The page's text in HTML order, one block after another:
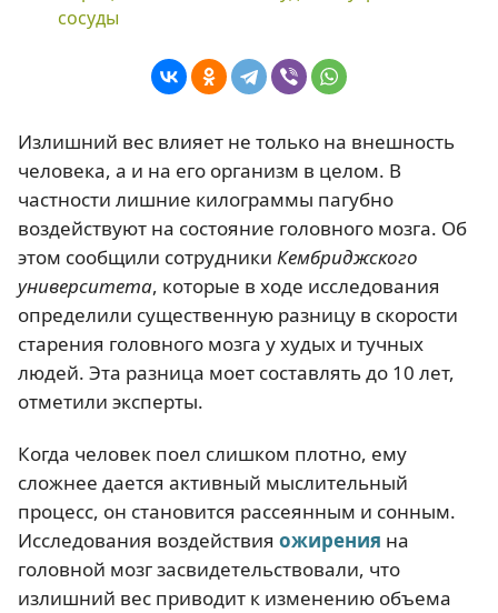
сосуды
Излишний вес влияет не только на внешность
человека, а и на его организм в целом. В
частности лишние килограммы пагубно
воздействуют на состояние головного мозга. Об
этом сообщили сотрудники Кембриджского
университета, которые в ходе исследования
определили существенную разницу в скорости
старения головного мозга у худых и тучных
людей. Эта разница моет составлять до 10 лет,
отметили эксперты.
Когда человек поел слишком плотно, ему
сложнее дается активный мыслительный
процесс, он становится рассеянным и сонным.
Исследования воздействия ожирения на
головной мозг засвидетельствовали, что
излишний вес приводит к изменению объема